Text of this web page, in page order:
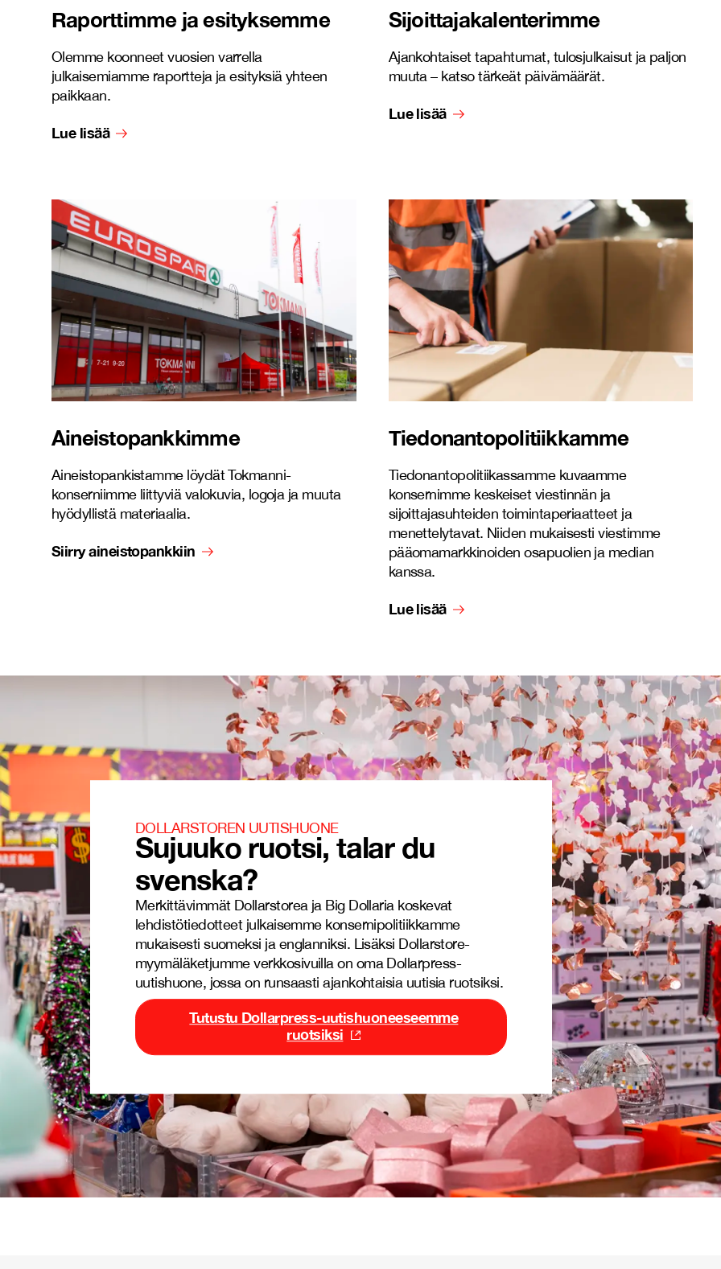
Raporttimme ja esityksemme
Olemme koonneet vuosien varrella
julkaisemiamme raportteja ja esityksiä yhteen
paikkaan.
Lue lisää
Sijoittajakalenterimme
Ajankohtaiset tapahtumat, tulosjulkaisut ja paljon
muuta – katso tärkeät päivämäärät.
Lue lisää
Aineistopankkimme
Aineistopankistamme löydät Tokmanni-
konserniimme liittyviä valokuvia, logoja ja muuta
hyödyllistä materiaalia.
Siirry aineistopankkiin
Tiedonantopolitiikkamme
Tiedonantopolitiikassamme kuvaamme
konsernimme keskeiset viestinnän ja
sijoittajasuhteiden toimintaperiaatteet ja
menettelytavat. Niiden mukaisesti viestimme
pääomamarkkinoiden osapuolien ja median
kanssa.
Lue lisää
DOLLARSTOREN UUTISHUONE
Sujuuko ruotsi, talar du
svenska?
Merkittävimmät Dollarstorea ja Big Dollaria koskevat
lehdistötiedotteet julkaisemme konsernipolitiikkamme
mukaisesti suomeksi ja englanniksi. Lisäksi Dollarstore-
myymäläketjumme verkkosivuilla on oma Dollarpress-
uutishuone, jossa on runsaasti ajankohtaisia uutisia ruotsiksi.
Tutustu Dollarpress-uutishuoneeseemme
ruotsiksi